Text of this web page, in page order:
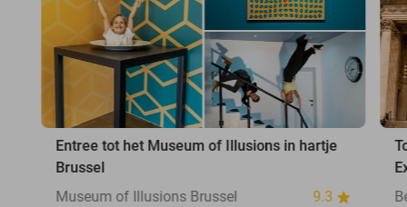
Entree tot het Museum of Illusions in hartje
Brussel
Museum of Illusions Brussel
9.3